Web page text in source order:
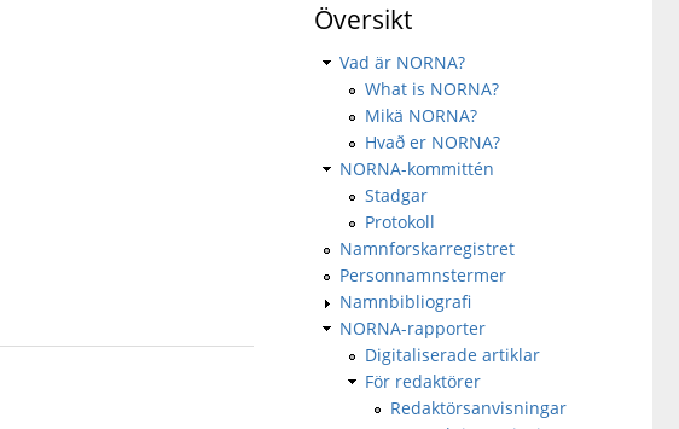
Översikt
Vad är NORNA?
What is NORNA?
Mikä NORNA?
Hvað er NORNA?
NORNA-kommittén
Stadgar
Protokoll
Namnforskarregistret
Personnamnstermer
Namnbibliografi
NORNA-rapporter
Digitaliserade artiklar
För redaktörer
Redaktörsanvisningar